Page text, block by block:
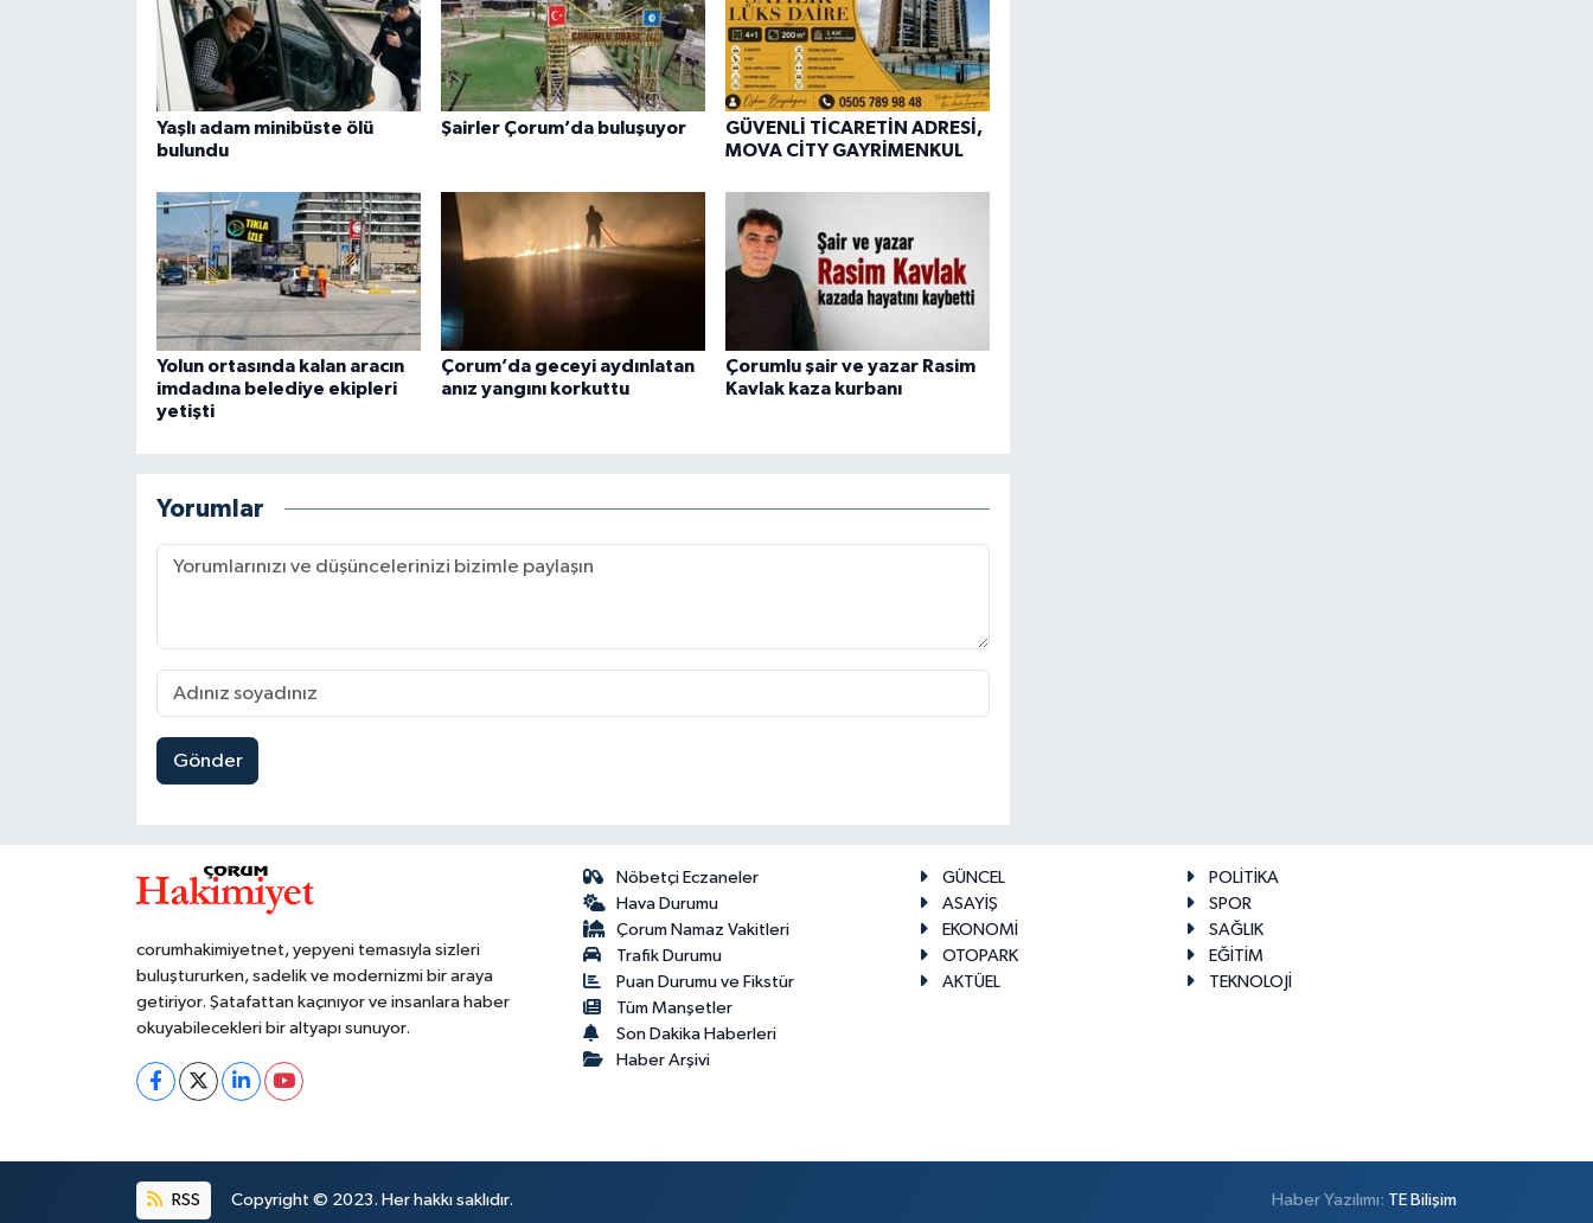
Yaşlı adam minibüste ölü
bulundu
Şairler Çorum’da buluşuyor
GÜVENLİ TİCARETİN ADRESİ,
MOVA CİTY GAYRİMENKUL
Yolun ortasında kalan aracın
imdadına belediye ekipleri
yetişti
Çorum’da geceyi aydınlatan
anız yangını korkuttu
Çorumlu şair ve yazar Rasim
Kavlak kaza kurbanı
Yorumlar
Gönder
corumhakimiyetnet, yepyeni temasıyla sizleri
buluştururken, sadelik ve modernizmi bir araya
getiriyor. Şatafattan kaçınıyor ve insanlara haber
okuyabilecekleri bir altyapı sunuyor.
Nöbetçi Eczaneler
Hava Durumu
Çorum Namaz Vakitleri
Trafik Durumu
Puan Durumu ve Fikstür
Tüm Manşetler
Son Dakika Haberleri
Haber Arşivi
GÜNCEL
POLİTİKA
ASAYİŞ
SPOR
EKONOMİ
SAĞLIK
OTOPARK
EĞİTİM
AKTÜEL
TEKNOLOJİ
RSS Copyright © 2023. Her hakkı saklıdır. Haber Yazılımı: TE Bilişim